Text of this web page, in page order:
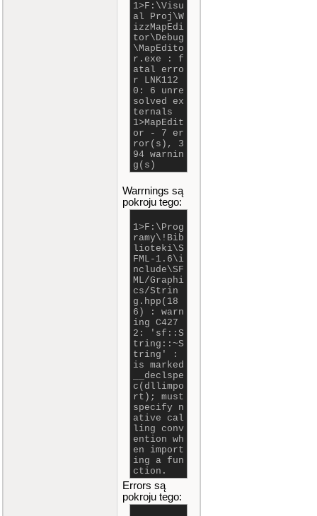
1>F:\Visu
al Proj\W
izzMapEdi
tor\Debug
\MapEdito
r.exe : f
atal erro
r LNK112
0: 6 unre
solved ex
ternals
1>MapEdit
or - 7 er
ror(s), 3
94 warnin
g(s)
Warrnings są
pokroju tego:
1>F:\Prog
ramy\!Bib
lioteki\S
FML-1.6\i
nclude\SF
ML/Graphi
cs/Strin
g.hpp(18
6) : warn
ing C427
2: 'sf::S
tring::~S
tring' :
is marked
__declspe
c(dllimpo
rt); must
specify n
ative cal
ling conv
ention wh
en import
ing a fun
ction.
Errors są
pokroju tego: